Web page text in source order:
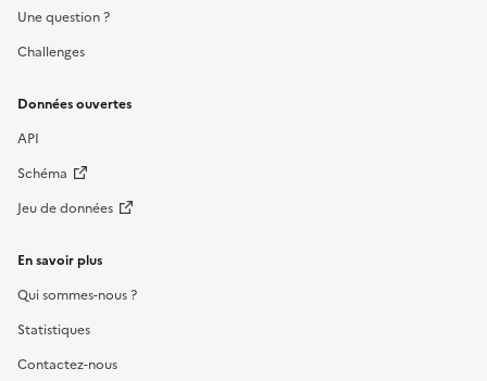
Une question ?
Challenges
Données ouvertes
API
Schéma
Jeu de données
En savoir plus
Qui sommes-nous ?
Statistiques
Contactez-nous